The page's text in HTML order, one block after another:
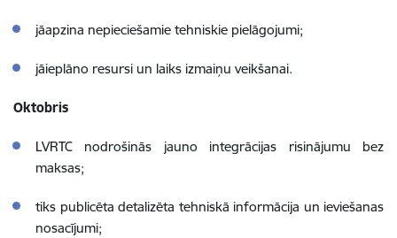
jāapzina nepieciešamie tehniskie pielāgojumi;
jāieplāno resursi un laiks izmaiņu veikšanai.
Oktobris
LVRTC nodrošinās jauno integrācijas risinājumu bez
maksas;
tiks publicēta detalizēta tehniskā informācija un ieviešanas
nosacījumi;